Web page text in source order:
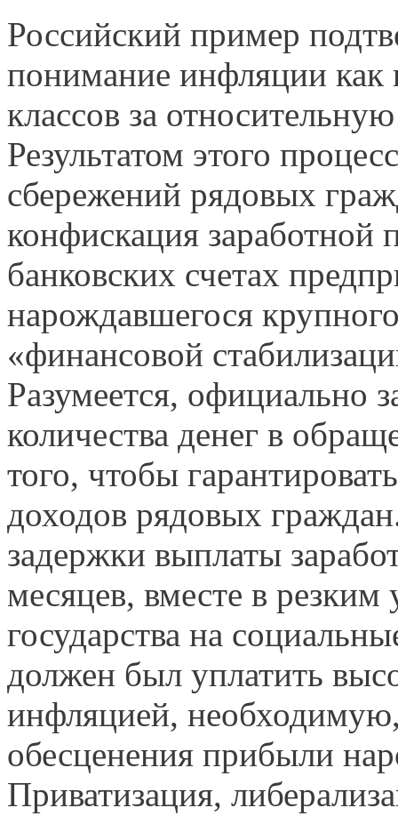
Российский пример
понимание инфляции
классов за
Результатом этого
сбережений рядовых
конфискация заработной
банковских счетах
нарождавшегося
«финансовой
Разумеется, официально
количества денег в
того, чтобы
доходов рядовых
задержки выплаты
месяцев, вместе в
государства на
должен был уплатить
инфляцией,
обесценения прибыли
Приватизация,